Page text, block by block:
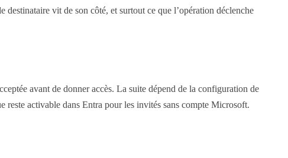
vit de son côté, et surtout ce que l’opération déclenche
avant de donner accès. La suite dépend de la configuration de
activable dans Entra pour les invités sans compte Microsoft.